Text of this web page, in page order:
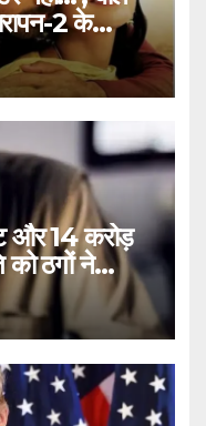
2 के
और 14 करोड़
को ठगों ने
Fraud
arrest